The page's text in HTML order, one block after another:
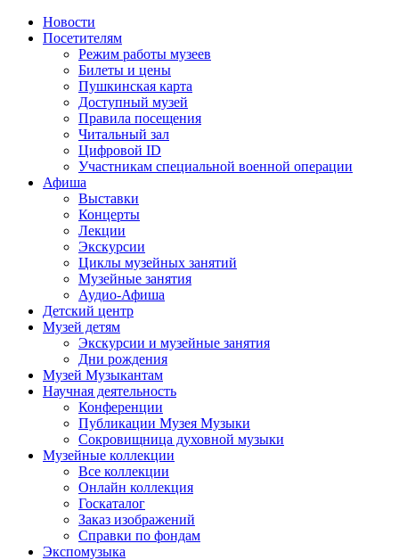
Новости
Посетителям
Режим работы музеев
Билеты и цены
Пушкинская карта
Доступный музей
Правила посещения
Читальный зал
Цифровой ID
Участникам специальной военной операции
Афиша
Выставки
Концерты
Лекции
Экскурсии
Циклы музейных занятий
Музейные занятия
Аудио-Афиша
Детский центр
Музей детям
Экскурсии и музейные занятия
Дни рождения
Музей Музыкантам
Научная деятельность
Конференции
Публикации Музея Музыки
Сокровищница духовной музыки
Музейные коллекции
Все коллекции
Онлайн коллекция
Госкаталог
Заказ изображений
Справки по фондам
Экспомузыка